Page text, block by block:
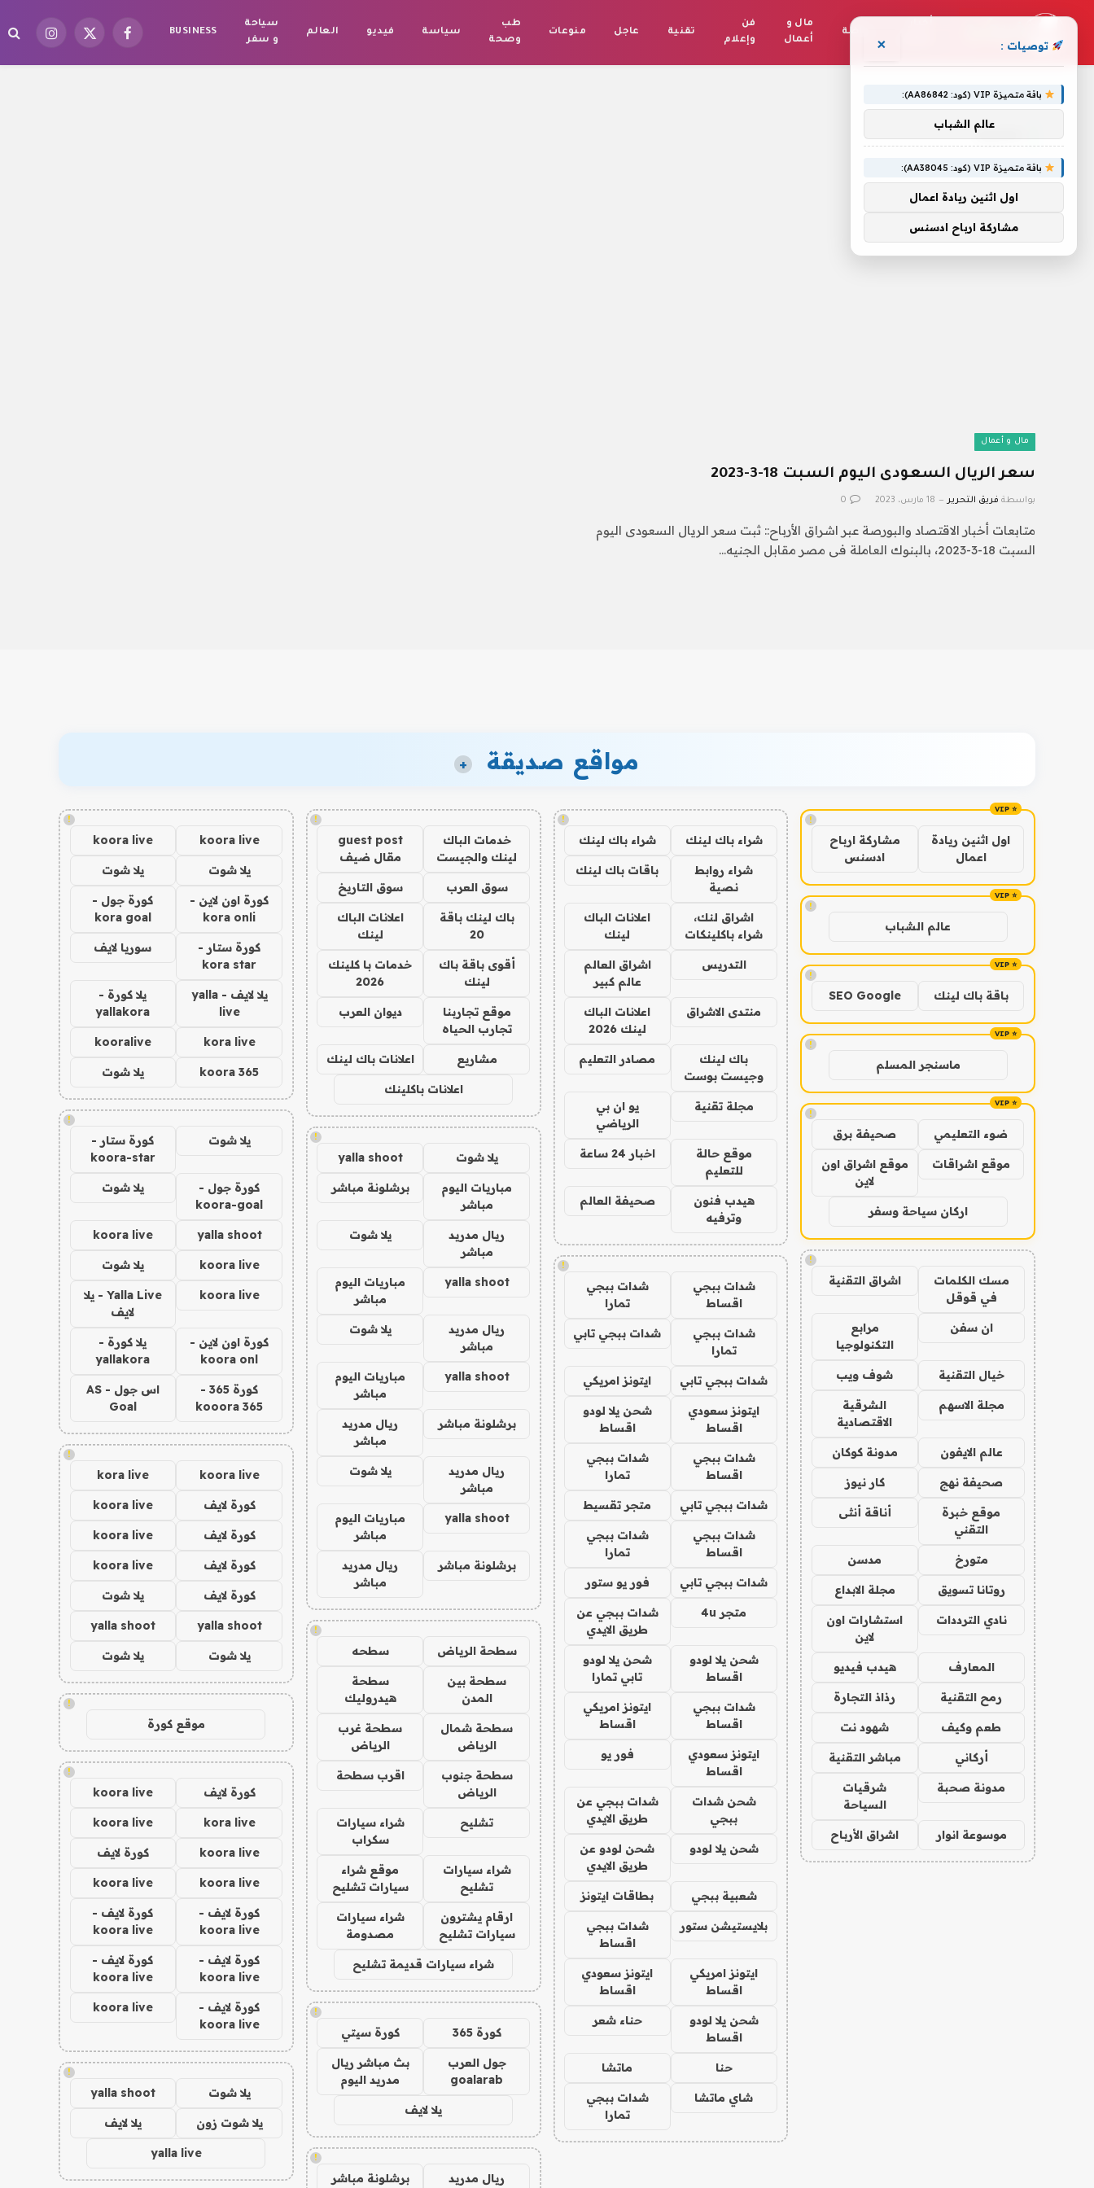
رياضة
مال و
أعمال
فن
وإعلام
تقنية عاجل منوعات
طب
وصحة
سياسة فيديو العالم
سياحة
و سفر
BUSINESS فيسبوكX
الانستغرام
متجرك
مال و أعمال
سعر الريال السعودى اليوم السبت 18-3-2023
بواسطة فريق التحرير 18 مارس، 2023 0
متابعات أخبار الاقتصاد والبورصة عبر اشراق الأرباح:: ثبت سعر الريال السعودى اليوم
السبت 18-3-2023، بالبنوك العاملة فى مصر مقابل الجنيه…
مواقع صديقة +
!
اول اثنين ريادة
اعمال
مشاركة ارباح
ادسنس
!
عالم الشباب
!
باقة باك لينك SEO Google
!
ماسنجر المسلم
!
ضوء التعليمي صحيفة برق
موقع اشراقات
موقع اشراق اون
لاين
اركان سياحة وسفر
!
مسك الكلمات
في قوقل
اشراق التقنية
ان سفن
مرابع
التكنولوجيا
خيال التقنية شوف ويب
مجلة الاسهم
الشرقية
الاقتصادية
عالم الايفون مدونة كوكان
صحيفة نهج كار نيوز
موقع خبرة
التقني
أناقة أنثى
متورخ مدسن
روتانا تسويق مجلة الابداع
نادي الترددات
استشارات اون
لاين
المعارف هيدب فيديو
رمح التقنية رذاذ التجارة
طعم وكيف شهود نت
أركاني مباشر التقنية
مدونة صحبة
شرقيات
السياحة
موسوعة انوار اشراق الأرباح
!
شراء باك لينك شراء باك لينك
شراء روابط
نصية
باقات باك لينك
اشراق لنك،
شراء باكلينكات
اعلانات الباك
لينك
التدريس
اشراق العالم
عالم كبير
منتدى الاشراق
اعلانات الباك
لينك 2026
باك لينك
وجيست بوست
مصادر التعليم
مجلة تقنية
يو ان بي
الرياضي
موقع حالة
للتعليم
اخبار 24 ساعة
هيدب فنون
وترفيه
صحيفة العالم
!
شدات ببجي
اقساط
شدات ببجي
تمارا
شدات ببجي
تمارا
شدات ببجي تابي
شدات ببجي تابي ايتونز امريكي
ايتونز سعودي
اقساط
شحن يلا لودو
اقساط
شدات ببجي
اقساط
شدات ببجي
تمارا
شدات ببجي تابي متجر تقسيط
شدات ببجي
اقساط
شدات ببجي
تمارا
شدات ببجي تابي فور يو ستور
متجر 4u
شدات ببجي عن
طريق الايدي
شحن يلا لودو
اقساط
شحن يلا لودو
تابي تمارا
شدات ببجي
اقساط
ايتونز امريكي
اقساط
ايتونز سعودي
اقساط
فور يو
شحن شدات
ببجي
شدات ببجي عن
طريق الايدي
شحن يلا لودو
شحن لودو عن
طريق الايدي
شعبية ببجي بطاقات ايتونز
بلايستيشن ستور
شدات ببجي
اقساط
ايتونز امريكي
اقساط
ايتونز سعودي
اقساط
شحن يلا لودو
اقساط
حناء شعر
حنا ماتشا
شاي ماتشا
شدات ببجي
تمارا
!
خدمات الباك
لينك والجيست
guest post
مقال ضيف
سوق العرب سوق التاريخ
باك لينك باقة
20
اعلانات الباك
لينك
أقوى باقة باك
لينك
خدمات با كلينك
2026
موقع تجاربنا
تجارب الحياه
ديوان العرب
مشاريع اعلانات باك لينك
اعلانات باكلينك
!
يلا شوت yalla shoot
مباريات اليوم
مباشر
برشلونة مباشر
ريال مدريد
مباشر
يلا شوت
yalla shoot
مباريات اليوم
مباشر
ريال مدريد
مباشر
يلا شوت
yalla shoot
مباريات اليوم
مباشر
برشلونة مباشر
ريال مدريد
مباشر
ريال مدريد
مباشر
يلا شوت
yalla shoot
مباريات اليوم
مباشر
برشلونة مباشر
ريال مدريد
مباشر
!
سطحة الرياض سطحه
سطحة بين
المدن
سطحة
هيدروليك
سطحة شمال
الرياض
سطحة غرب
الرياض
سطحة جنوب
الرياض
اقرب سطحة
تشليح
شراء سيارات
سكراب
شراء سيارات
تشليح
موقع شراء
سيارات تشليح
ارقام يشترون
سيارات تشليح
شراء سيارات
مصدومة
شراء سيارات قديمة تشليح
!
كورة 365 كورة سيتي
جول العرب
goalarab
بث مباشر ريال
مدريد اليوم
يلا لايف
!
ريال مدريد
برشلونة مباشر
!
koora live
koora live
يلا شوت يلا شوت
كورة اون لاين -
kora onli
كورة جول -
kora goal
كورة ستار -
kora star
سوريا لايف
يلا لايف - yalla
live
يلا كورة -
yallakora
kora live
kooralive
koora 365 يلا شوت
!
يلا شوت
كورة ستار -
koora-star
كورة جول -
koora-goal
يلا شوت
yalla shoot
koora live
koora live يلا شوت
koora live
Yalla Live - يلا
لايف
كورة اون لاين -
koora onl
يلا كورة -
yallakora
كورة 365 -
kooora 365
اس جول - AS
Goal
!
koora live
kora live
كورة لايف koora live
كورة لايف koora live
كورة لايف koora live
كورة لايف يلا شوت
yalla shoot
yalla shoot
يلا شوت يلا شوت
!
موقع كورة
!
كورة لايف koora live
kora live
koora live
koora live كورة لايف
koora live
koora live
كورة لايف -
koora live
كورة لايف -
koora live
كورة لايف -
koora live
كورة لايف -
koora live
كورة لايف -
koora live
koora live
!
يلا شوت yalla shoot
يلا شوت زون يلا لايف
yalla live
توصيات : ×
باقة متميزة VIP (كود: AA86842):
عالم الشباب
باقة متميزة VIP (كود: AA38045):
اول اثنين ريادة اعمال
مشاركة ارباح ادسنس